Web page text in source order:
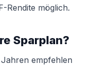
Rendite möglich.
Sparplan?
empfehlen